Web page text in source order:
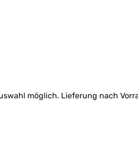
möglich. Lieferung nach